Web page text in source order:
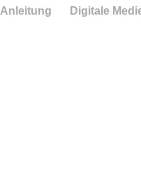
Anleitung Digitale